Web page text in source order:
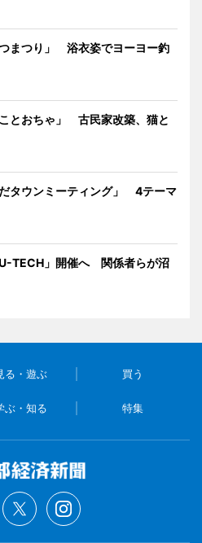
まつり」 浴衣姿でヨーヨー釣
とおちゃ」 古民家改築、猫と
タウンミーティング」 4テーマ
TECH」開催へ 関係者らが沼
る・遊ぶ 買う
ぶ・知る 特集